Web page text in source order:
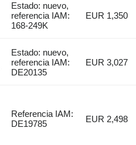
Estado: nuevo,
referencia IAM:
168-249K
EUR 1,350
Estado: nuevo,
referencia IAM:
DE20135
EUR 3,027
Referencia IAM:
DE19785
EUR 2,498